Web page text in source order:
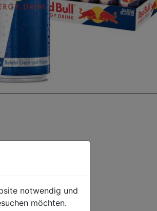
notwendig und
möchten.